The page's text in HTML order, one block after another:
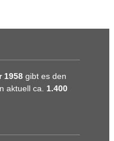
1958 gibt es den
aktuell ca. 1.400